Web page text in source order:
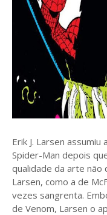
Erik J. Larsen
Spider-Man depois
qualidade da arte não
Larsen, como a de
vezes sangrenta.
de Venom, Larsen o